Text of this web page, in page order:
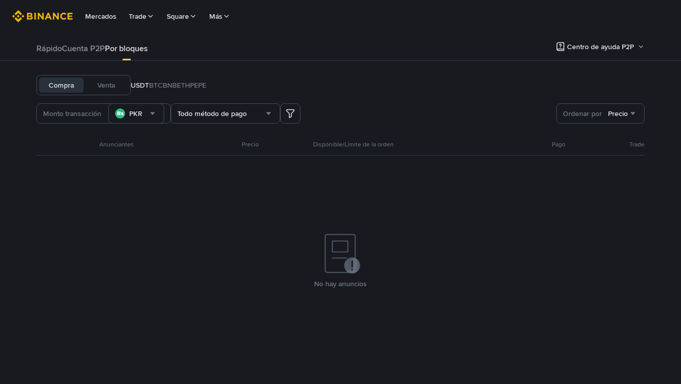
Mercados Trade Square Más
RápidoCuenta P2PPor bloques Centro de ayuda P2P
Compra Venta USDTBTCBNBETHPEPE
PKR Todo método de pago Ordenar por Precio
Anunciantes Precio Disponible/Límite de la orden Pago Trade
No hay anuncios